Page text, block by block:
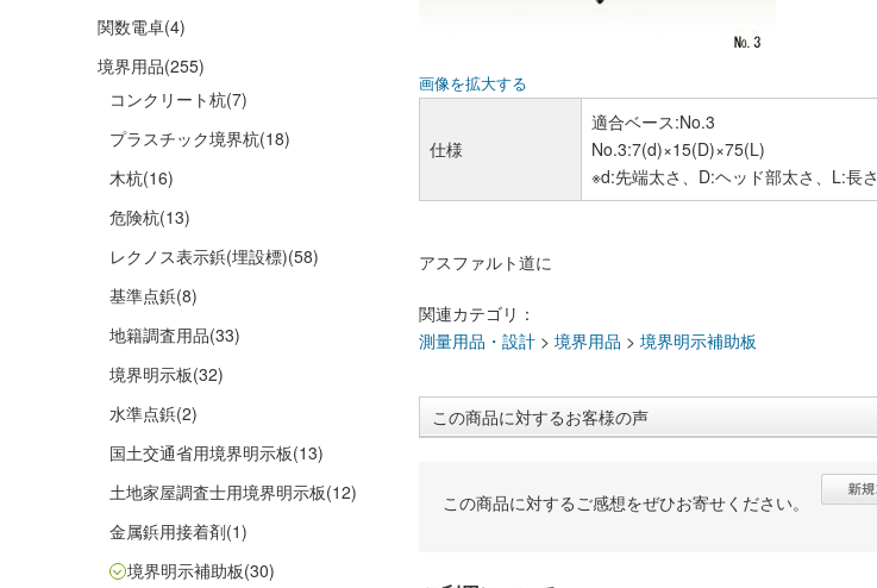
関数電卓(4)
境界用品(255)
コンクリート杭(7)
プラスチック境界杭(18)
木杭(16)
危険杭(13)
レクノス表示鋲(埋設標)(58)
基準点鋲(8)
地籍調査用品(33)
境界明示板(32)
水準点鋲(2)
国土交通省用境界明示板(13)
土地家屋調査士用境界明示板(12)
金属鋲用接着剤(1)
境界明示補助板(30)
画像を拡大する
仕様
適合ベース:No.3
No.3:7(d)×15(D)×75(L)
※d:先端太さ、D:ヘッド部太さ、L:長さ
アスファルト道に
関連カテゴリ：
測量用品・設計 > 境界用品 > 境界明示補助板
この商品に対するお客様の声
この商品に対するご感想をぜひお寄せください。